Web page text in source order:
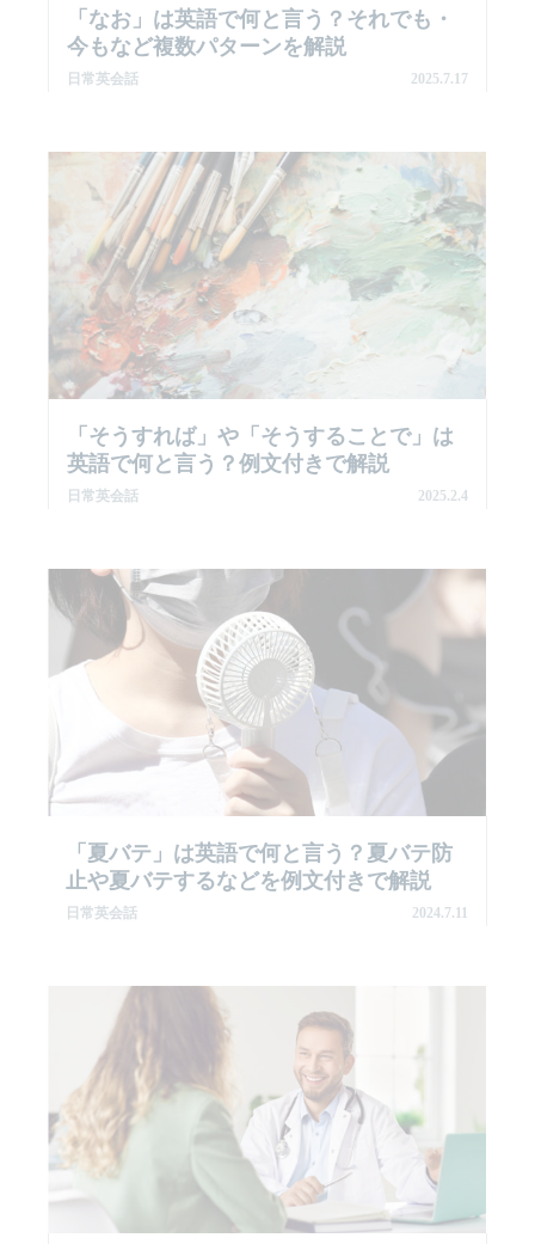
「なお」は英語で何と言う？それでも・
今もなど複数パターンを解説
日常英会話 2025.7.17
「そうすれば」や「そうすることで」は
英語で何と言う？例文付きで解説
日常英会話 2025.2.4
「夏バテ」は英語で何と言う？夏バテ防
止や夏バテするなどを例文付きで解説
日常英会話 2024.7.11